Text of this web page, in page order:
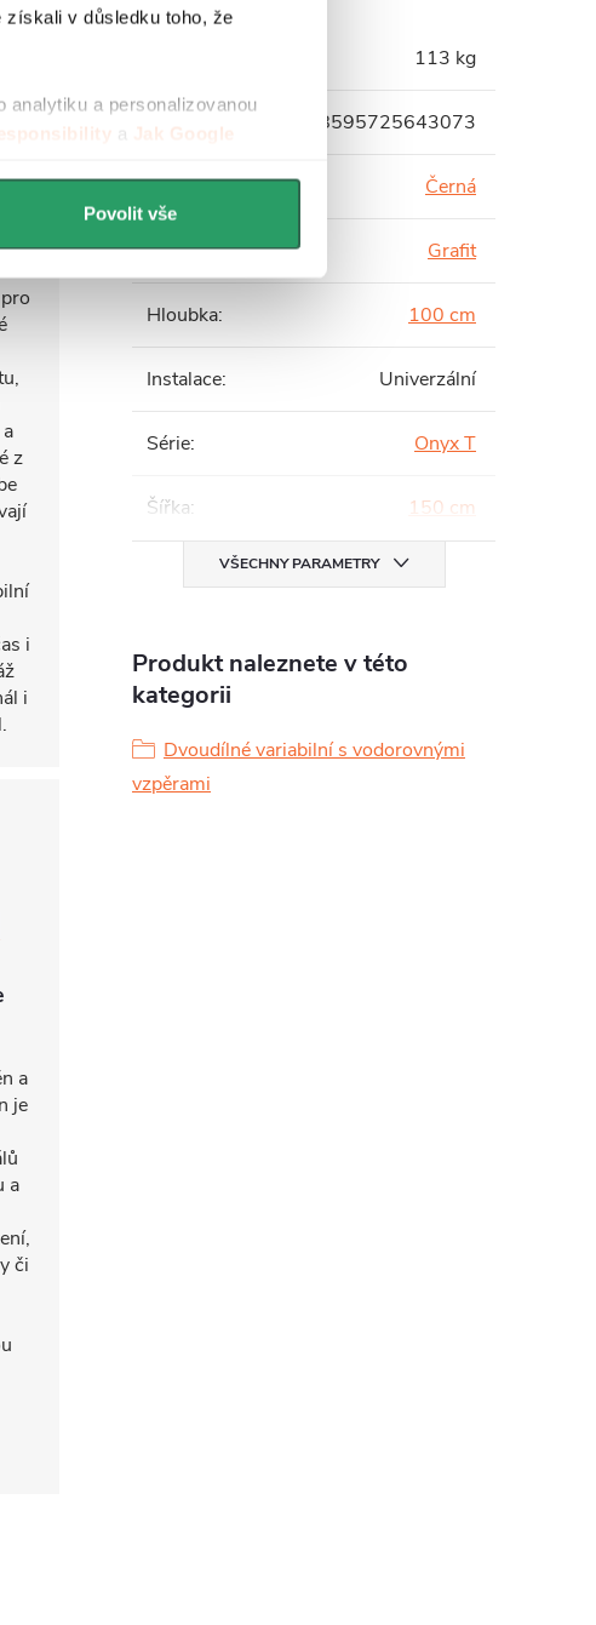
v důsledku toho, že
a personalizovanou
a Jak Google
Povolit vše
z
i
i
a
je
a
či
113 kg
EAN 8595725643073
Barva profilu: Černá
Barva skla: Grafit
Hloubka: 100 cm
Instalace: Univerzální
Série: Onyx T
Šířka: 150 cm
VŠECHNY PARAMETRY
Produkt naleznete v této
kategorii
Dvoudílné variabilní s vodorovnými
vzpěrami